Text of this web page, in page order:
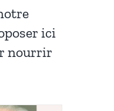
ici
nourrir